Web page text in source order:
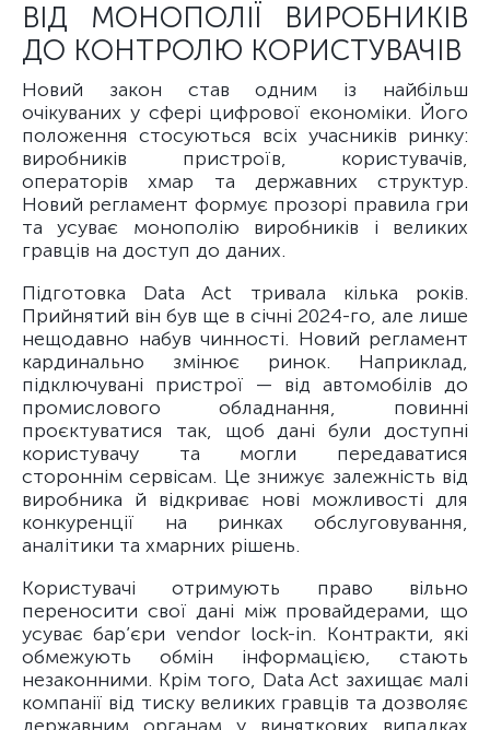
ВІД МОНОПОЛІЇ ВИРОБНИКІВ
ДО КОНТРОЛЮ КОРИСТУВАЧІВ
Новий закон став одним із найбільш
очікуваних у сфері цифрової економіки. Його
положення стосуються всіх учасників ринку:
виробників пристроїв, користувачів,
операторів хмар та державних структур.
Новий регламент формує прозорі правила гри
та усуває монополію виробників і великих
гравців на доступ до даних.
Підготовка Data Act тривала кілька років.
Прийнятий він був ще в січні 2024-го, але лише
нещодавно набув чинності. Новий регламент
кардинально змінює ринок. Наприклад,
підключувані пристрої — від автомобілів до
промислового обладнання, повинні
проєктуватися так, щоб дані були доступні
користувачу та могли передаватися
стороннім сервісам. Це знижує залежність від
виробника й відкриває нові можливості для
конкуренції на ринках обслуговування,
аналітики та хмарних рішень.
Користувачі отримують право вільно
переносити свої дані між провайдерами, що
усуває бар’єри vendor lock-in. Контракти, які
обмежують обмін інформацією, стають
незаконними. Крім того, Data Act захищає малі
компанії від тиску великих гравців та дозволяє